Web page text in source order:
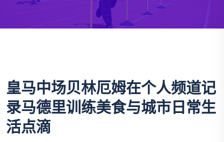
皇马中场贝林厄姆在个人频道记
录马德里训练美食与城市日常生
活点滴